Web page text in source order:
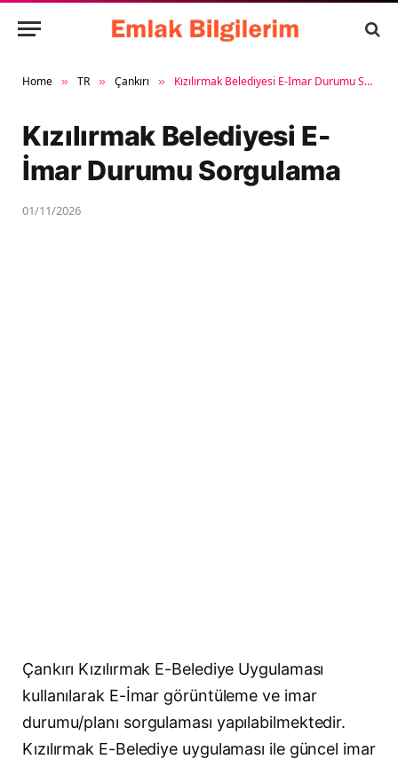
Home » TR » Çankırı » Kızılırmak Belediyesi E-İmar Durumu Sorgulama
Kızılırmak Belediyesi E-
İmar Durumu Sorgulama
01/11/2026
Çankırı Kızılırmak E-Belediye Uygulaması
kullanılarak E-İmar görüntüleme ve imar
durumu/planı sorgulaması yapılabilmektedir.
Kızılırmak E-Belediye uygulaması ile güncel imar